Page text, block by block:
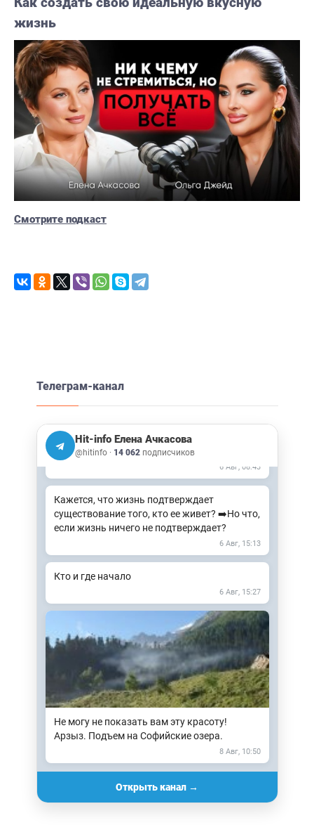
жизнь
Смотрите подкаст
Телеграм-канал
Hit-info Елена Ачкасова
@hitinfo · 14 062подписчиков
🎧Аудиозапись эфира: Почему жизнь
выглядит ответом на твои действия
2 Авг, 14:48
➡️Самая незаметная мысль не та, которая
Встречи в офлайн это 🔥🔥🔥 Неописуемый
восторг! ➡️Подробнее о ретрите здесь
Откликается, пишите Наталье
@natasha_zabota
6 Авг, 08:43
Кажется, что жизнь подтверждает
существование того, кто ее живет? ➡️Но что,
если жизнь ничего не подтверждает?
6 Авг, 15:13
Кто и где начало
6 Авг, 15:27
Не могу не показать вам эту красоту!
Арзыз. Подъем на Софийские озера.
8 Авг, 10:50
Открыть канал →